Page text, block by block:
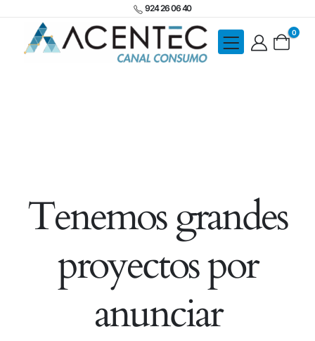
924 26 06 40
0
Tenemos grandes
proyectos por
anunciar